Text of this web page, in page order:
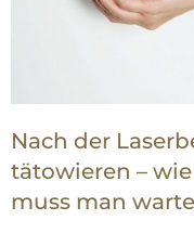
Nach der
tätowieren –
muss man